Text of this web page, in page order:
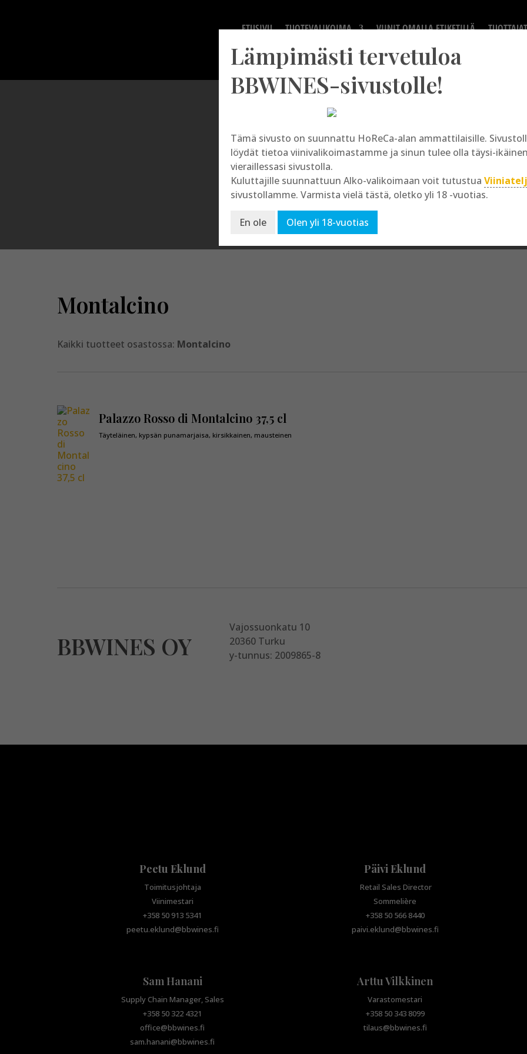
ETUSIVU TUOTEVALIKOIMA VIINIT OMALLA ETIKETILLÄ TUOTTAJAT
Montalcino
Montalcino
Kaikki tuotteet osastossa: Montalcino
Palazzo Rosso di Montalcino 37,5 cl
Täyteläinen, kypsän punamarjaisa, kirsikkainen, mausteinen
BBWINES OY
Vajossuonkatu 10
20360 Turku
y-tunnus: 2009865-8
Peetu Eklund
Toimitusjohtaja
Viinimestari
+358 50 913 5341
peetu.eklund@bbwines.fi
Päivi Eklund
Retail Sales Director
Sommelière
+358 50 566 8440
paivi.eklund@bbwines.fi
Sam Hanani
Supply Chain Manager, Sales
+358 50 322 4321
office@bbwines.fi
sam.hanani@bbwines.fi
Arttu Vilkkinen
Varastomestari
+358 50 343 8099
tilaus@bbwines.fi
Lämpimästi tervetuloa
BBWINES-sivustolle!
Tämä sivusto on suunnattu HoReCa-alan ammattilaisille.
löydät tietoa viinivalikoimastamme ja sinun tulee olla täysi-ikäinen
vieraillessasi sivustolla.
Kuluttajille suunnattuun Alko-valikoimaan voit tutustua
sivustollamme. Varmista vielä tästä, oletko yli 18 -vuotias.
En ole Olen yli 18-vuotias